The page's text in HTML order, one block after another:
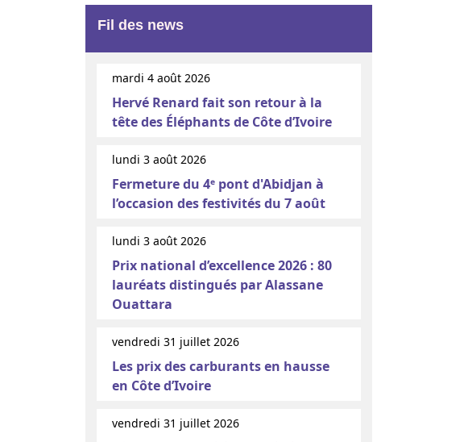
Fil des news
mardi 4 août 2026
Hervé Renard fait son retour à la
tête des Éléphants de Côte d’Ivoire
lundi 3 août 2026
Fermeture du 4ᵉ pont d'Abidjan à
l’occasion des festivités du 7 août
lundi 3 août 2026
Prix national d’excellence 2026 : 80
lauréats distingués par Alassane
Ouattara
vendredi 31 juillet 2026
Les prix des carburants en hausse
en Côte d’Ivoire
vendredi 31 juillet 2026